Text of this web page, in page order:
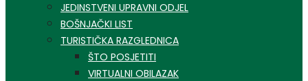
JEDINSTVENI UPRAVNI ODJEL
BOŠNJAČKI LIST
TURISTIČKA RAZGLEDNICA
ŠTO POSJETITI
VIRTUALNI OBILAZAK